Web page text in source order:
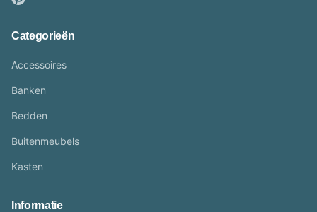
Categorieën
Accessoires
Banken
Bedden
Buitenmeubels
Kasten
Informatie